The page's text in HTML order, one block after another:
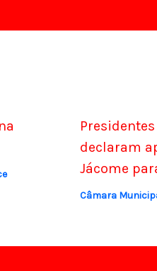
declaram
Jácome
Câmara